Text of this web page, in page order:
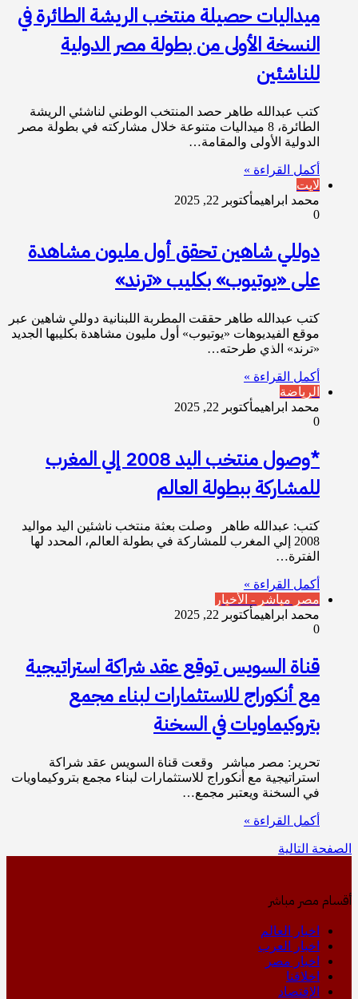
ميداليات حصيلة منتخب الريشة الطائرة في
النسخة الأولى من بطولة مصر الدولية
للناشئين
كتب عبدالله طاهر حصد المنتخب الوطني لناشئي الريشة
الطائرة، 8 ميداليات متنوعة خلال مشاركته في بطولة مصر
الدولية الأولى والمقامة…
أكمل القراءة »
لايت
محمد ابراهيمأكتوبر 22, 2025
0
دوللي شاهين تحقق أول مليون مشاهدة
على «يوتيوب» بكليب «ترند»
كتب عبدالله طاهر حققت المطربة اللبنانية دوللي شاهين عبر
موقع الفيديوهات «يوتيوب» أول مليون مشاهدة بكليبها الجديد
«ترند» الذي طرحته…
أكمل القراءة »
الرياضة
محمد ابراهيمأكتوبر 22, 2025
0
*وصول منتخب اليد 2008 إلي المغرب
للمشاركة ببطولة العالم
كتب: عبدالله طاهر وصلت بعثة منتخب ناشئين اليد مواليد
2008 إلي المغرب للمشاركة في بطولة العالم، المحدد لها
الفترة…
أكمل القراءة »
مصر مباشر - الأخبار
محمد ابراهيمأكتوبر 22, 2025
0
قناة السويس توقع عقد شراكة استراتيجية
مع أنكوراج للاستثمارات لبناء مجمع
بتروكيماويات في السخنة
تحرير: مصر مباشر وقعت قناة السويس عقد شراكة
استراتيجية مع أنكوراج للاستثمارات لبناء مجمع بتروكيماويات
في السخنة ويعتبر مجمع…
أكمل القراءة »
الصفحة التالية
أقسام مصر مباشر
اخبار العالم
اخبار العرب
اخبار مصر
اخلاقنا
الإقتصاد